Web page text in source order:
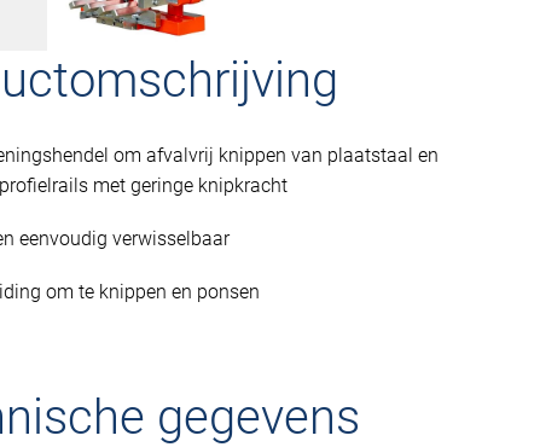
om afvalvrij knippen van plaatstaal en
met geringe knipkracht
eenvoudig verwisselbaar
om te knippen en ponsen
gegevens